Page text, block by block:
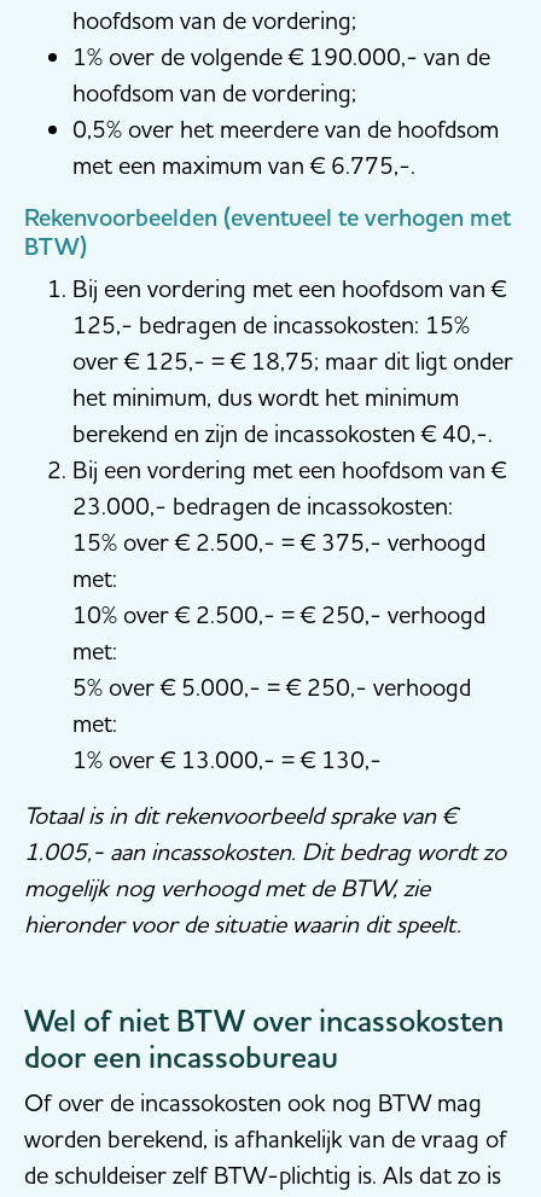
hoofdsom van de vordering;
1% over de volgende € 190.000,- van de
hoofdsom van de vordering;
0,5% over het meerdere van de hoofdsom
met een maximum van € 6.775,-.
Rekenvoorbeelden (eventueel te verhogen met
BTW)
Bij een vordering met een hoofdsom van €
125,- bedragen de incassokosten: 15%
over € 125,- = € 18,75; maar dit ligt onder
het minimum, dus wordt het minimum
berekend en zijn de incassokosten € 40,-.
Bij een vordering met een hoofdsom van €
23.000,- bedragen de incassokosten:
15% over € 2.500,- = € 375,- verhoogd
met:
10% over € 2.500,- = € 250,- verhoogd
met:
5% over € 5.000,- = € 250,- verhoogd
met:
1% over € 13.000,- = € 130,-
Totaal is in dit rekenvoorbeeld sprake van €
1.005,- aan incassokosten. Dit bedrag wordt zo
mogelijk nog verhoogd met de BTW, zie
hieronder voor de situatie waarin dit speelt.
Wel of niet BTW over incassokosten
door een incassobureau
Of over de incassokosten ook nog BTW mag
worden berekend, is afhankelijk van de vraag of
de schuldeiser zelf BTW-plichtig is. Als dat zo is